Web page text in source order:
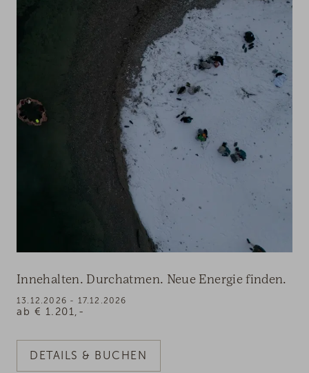
Innehalten. Durchatmen. Neue Energie finden.
ab € 1.201,-
13.12.2026 - 17.12.2026
DETAILS & BUCHEN